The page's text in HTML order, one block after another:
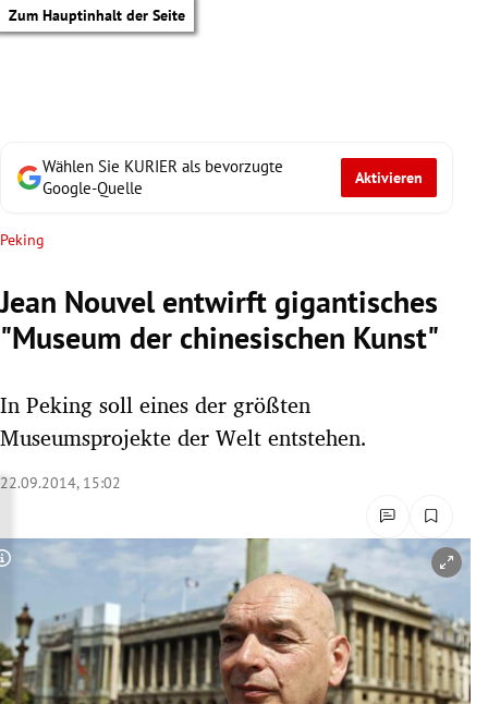
Zum Hauptinhalt der Seite
Untermenü
Untermenü
Untermenü
Wählen Sie KURIER als bevorzugte
Google-Quelle
Aktivieren
Peking
Jean Nouvel entwirft gigantisches
"Museum der chinesischen Kunst"
In Peking soll eines der größten
Museumsprojekte der Welt entstehen.
22.09.2014, 15:02
Copyright-Hinweis öffnen/schließen